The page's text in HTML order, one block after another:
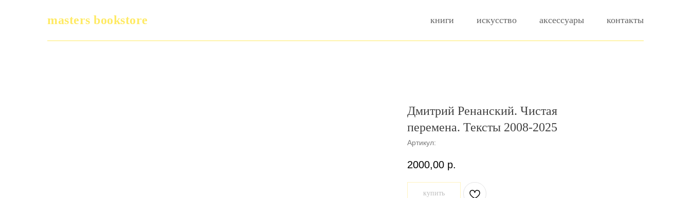
masters bookstore книги искусство аксессуары контакты
Дмитрий Ренанский. Чистая
перемена. Тексты 2008-2025
Артикул:
2000,00 р.
купить